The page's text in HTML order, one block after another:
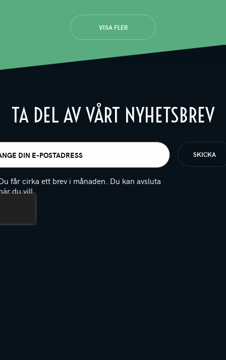
VISA FLER
TA DEL AV VÅRT NYHETSBREV
får cirka ett brev i månaden. Du kan avsluta
du vill.